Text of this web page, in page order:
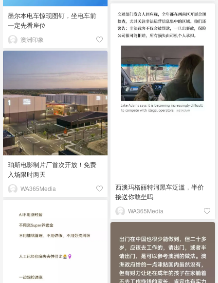
墨尔本电车惊现图钉，坐电车前
一定先看座位
澳洲印象
西澳玛格丽特河黑车泛滥，半价
接送你敢坐吗
WA365Media
珀斯电影制片厂首次开放！免费
入场限时两天
WA365Media